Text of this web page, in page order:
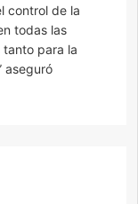
control de la
todas las
para la
aseguró